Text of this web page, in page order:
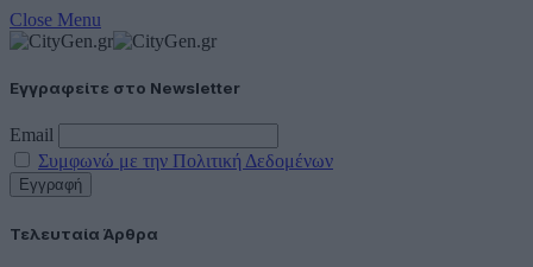
Close Menu
Εγγραφείτε στο Newsletter
Email
Συμφωνώ με την Πολιτική Δεδομένων
Τελευταία Άρθρα